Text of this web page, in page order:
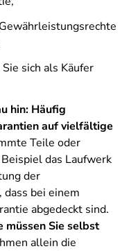
sich als Käufer
hin: Häufig
auf vielfältige
Teile oder
das Laufwerk
der
bei einem
abgedeckt sind.
müssen Sie selbst
allein die